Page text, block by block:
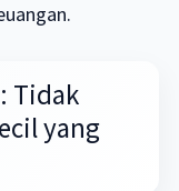
Tidak
yang